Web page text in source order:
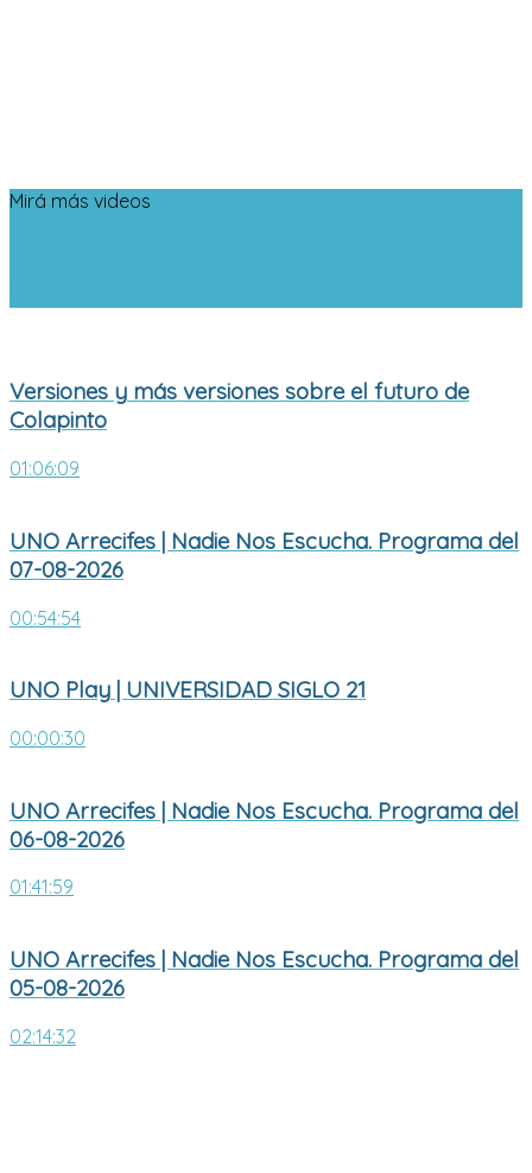
Mirá más videos
Versiones y más versiones sobre el futuro de
Colapinto
01:06:09
UNO Arrecifes | Nadie Nos Escucha. Programa del
07-08-2026
00:54:54
UNO Play | UNIVERSIDAD SIGLO 21
00:00:30
UNO Arrecifes | Nadie Nos Escucha. Programa del
06-08-2026
01:41:59
UNO Arrecifes | Nadie Nos Escucha. Programa del
05-08-2026
02:14:32